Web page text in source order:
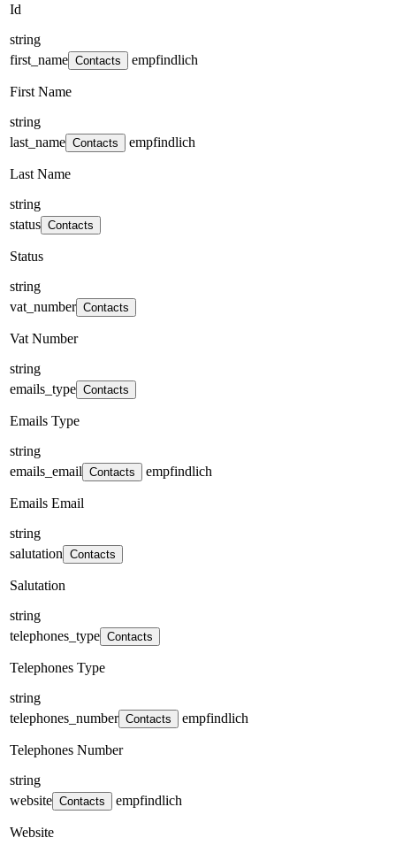
Id
string
first_name Contacts empfindlich
First Name
string
last_name Contacts empfindlich
Last Name
string
status Contacts
Status
string
vat_number Contacts
Vat Number
string
emails_type Contacts
Emails Type
string
emails_email Contacts empfindlich
Emails Email
string
salutation Contacts
Salutation
string
telephones_type Contacts
Telephones Type
string
telephones_number Contacts empfindlich
Telephones Number
string
website Contacts empfindlich
Website